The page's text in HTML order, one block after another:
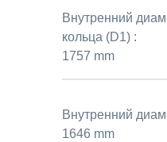
Внутренний
кольца (D1) :
1757 mm
Внутренний
1646 mm